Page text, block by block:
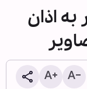
اذان